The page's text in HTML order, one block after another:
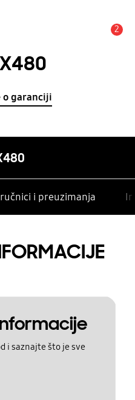
2
garanciji
i preuzimanja
i saznajte što je sve